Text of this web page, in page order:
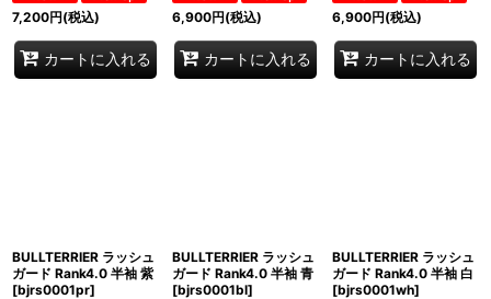
7,200円(税込)
カートに入れる
6,900円(税込)
カートに入れる
6,900円(税込)
カートに入れる
BULLTERRIER ラッシュ
ガード Rank4.0 半袖 紫
[bjrs0001pr]
BULLTERRIER ラッシュ
ガード Rank4.0 半袖 青
[bjrs0001bl]
BULLTERRIER ラッシュ
ガード Rank4.0 半袖 白
[bjrs0001wh]